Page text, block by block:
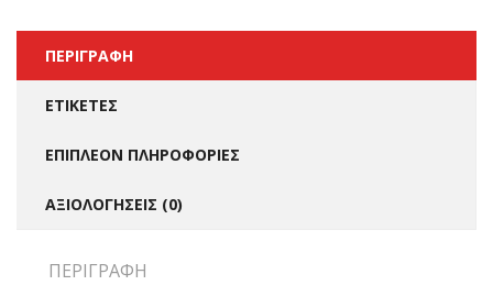
ΠΕΡΙΓΡΑΦΉ
ΕΤΙΚΈΤΕΣ
ΕΠΙΠΛΈΟΝ ΠΛΗΡΟΦΟΡΊΕΣ
ΑΞΙΟΛΟΓΉΣΕΙΣ (0)
ΠΕΡΙΓΡΑΦΉ